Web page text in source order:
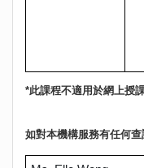
*此課程不適用於網上授
如對本機構服務有任何查